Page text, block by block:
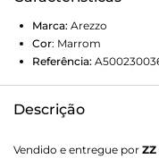
Marca: Arezzo
Cor: Marrom
Referência:
Descrição
formato retangular,
Vendido e entregue por ZZ